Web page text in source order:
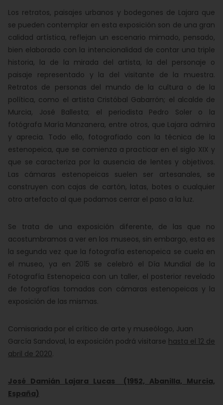
Los retratos, paisajes urbanos y bodegones de Lajara que
se pueden contemplar en esta exposición son de una gran
calidad artística, reflejan un escenario mimado, pensado,
bien elaborado con la intencionalidad de contar una triple
historia, la de la mirada del artista, la del personaje o
paisaje representado y la del visitante de la muestra.
Retratos de personas del mundo de la cultura o de la
política, como el artista Cristóbal Gabarrón; el alcalde de
Murcia, José Ballesta; el periodista Pedro Soler o la
fotógrafa María Manzanera, entre otros, que Lajara admira
y aprecia. Todo ello, fotografiado con la técnica de la
estenopeica, que se comienza a practicar en el siglo XIX y
que se caracteriza por la ausencia de lentes y objetivos.
Las cámaras estenopeicas suelen ser artesanales, se
construyen con cajas de cartón, latas, botes o cualquier
otro artefacto al que podamos cerrar el paso a la luz.
Se trata de una exposición diferente, de las que no
acostumbramos a ver en los museos, sin embargo, esta es
la segunda vez que la fotografía estenopeica se cuela en
el museo, ya en 2015 se celebró el Día Mundial de la
Fotografía Estenopeica con un taller, el posterior revelado
de fotografías tomadas con cámaras estenopeicas y la
exposición de las mismas.
Comisariada por el crítico de arte y museólogo, Juan
García Sandoval, la exposición podrá visitarse hasta el 12 de
abril de 2020.
José Damián Lajara Lucas (1952, Abanilla, Murcia,
España)